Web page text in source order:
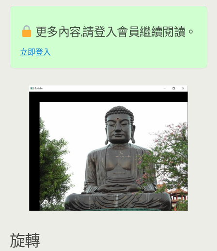
更多內容,請登入會員繼續閱讀。
立即登入
旋轉